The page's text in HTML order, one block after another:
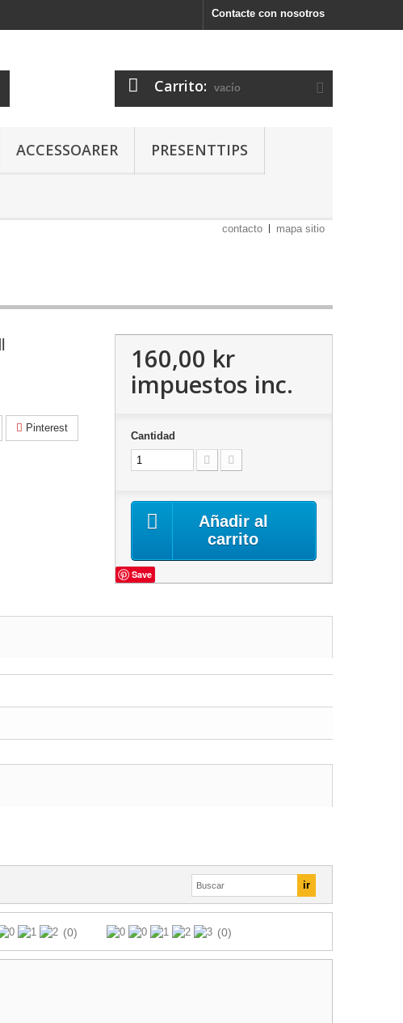
Contacte con nosotros
Carrito: vacío
ACCESSOARER PRESENTTIPS
contacto mapa sitio
Pinterest
160,00 kr
impuestos inc.
Cantidad
Añadir al
carrito
Save
(0) (0)